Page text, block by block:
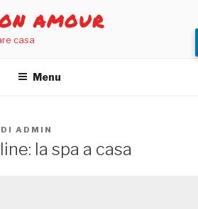
AMOUR
casa
Menu
DI ADMIN
la spa a casa